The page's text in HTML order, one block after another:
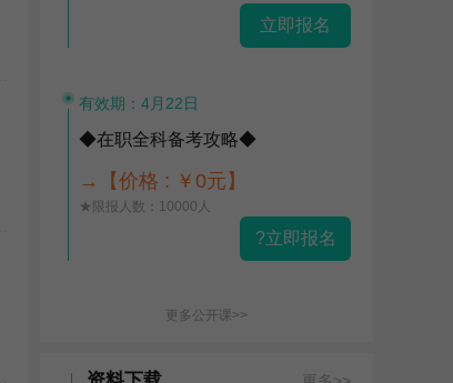
立即报名
有效期：4月22日
◆在职全科备考攻略◆
→【价格 : ￥0元】
★限报人数：10000人
?立即报名
更多公开课>>